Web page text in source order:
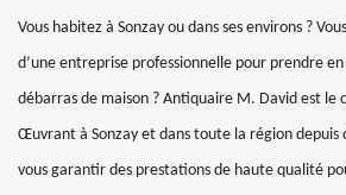
Vous habitez à Sonzay ou dans ses environs ?
d’une entreprise professionnelle pour prendre
débarras de maison ? Antiquaire M. David est le
Œuvrant à Sonzay et dans toute la région depuis
vous garantir des prestations de haute qualité